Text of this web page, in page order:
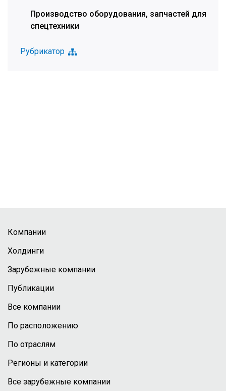
Производство оборудования, запчастей для
спецтехники
Рубрикатор
Компании
Холдинги
Зарубежные компании
Публикации
Все компании
По расположению
По отраслям
Регионы и категории
Все зарубежные компании